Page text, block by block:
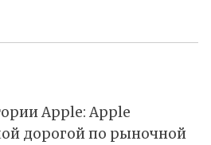
Apple: Apple
дорогой по рыночной